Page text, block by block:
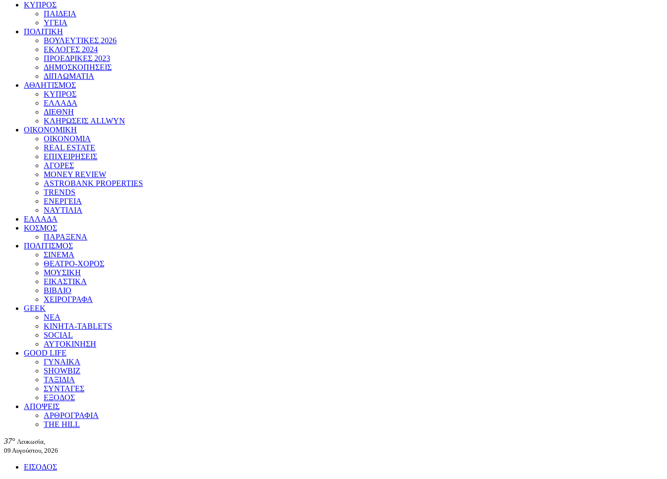
ΚΥΠΡΟΣ
ΠΑΙΔΕΙΑ
ΥΓΕΙΑ
ΠΟΛΙΤΙΚΗ
ΒΟΥΛΕΥΤΙΚΕΣ 2026
ΕΚΛΟΓΕΣ 2024
ΠΡΟΕΔΡΙΚΕΣ 2023
ΔΗΜΟΣΚΟΠΗΣΕΙΣ
ΔΙΠΛΩΜΑΤΙΑ
ΑΘΛΗΤΙΣΜΟΣ
ΚΥΠΡΟΣ
ΕΛΛΑΔΑ
ΔΙΕΘΝΗ
ΚΛΗΡΩΣΕΙΣ ALLWYN
ΟΙΚΟΝΟΜΙΚΗ
ΟΙΚΟΝΟΜΙΑ
REAL ESTATE
ΕΠΙΧΕΙΡΗΣΕΙΣ
ΑΓΟΡΕΣ
MONEY REVIEW
ASTROBANK PROPERTIES
TRENDS
ΕΝΕΡΓΕΙΑ
ΝΑΥΤΙΛΙΑ
ΕΛΛΑΔΑ
ΚΟΣΜΟΣ
ΠΑΡΑΞΕΝΑ
ΠΟΛΙΤΙΣΜΟΣ
ΣΙΝΕΜΑ
ΘΕΑΤΡΟ-ΧΟΡΟΣ
ΜΟΥΣΙΚΗ
ΕΙΚΑΣΤΙΚΑ
ΒΙΒΛΙΟ
ΧΕΙΡΟΓΡΑΦΑ
GEEK
ΝΕΑ
ΚΙΝΗΤΑ-TABLETS
SOCIAL
ΑΥΤΟΚΙΝΗΣΗ
GOOD LIFE
ΓΥΝΑΙΚΑ
SHOWBIZ
ΤΑΞΙΔΙΑ
ΣΥΝΤΑΓΕΣ
ΕΞΟΔΟΣ
ΑΠΟΨΕΙΣ
ΑΡΘΡΟΓΡΑΦΙΑ
THE HILL
37° Λευκωσία,
09 Αυγούστου, 2026
ΕΙΣΟΔΟΣ